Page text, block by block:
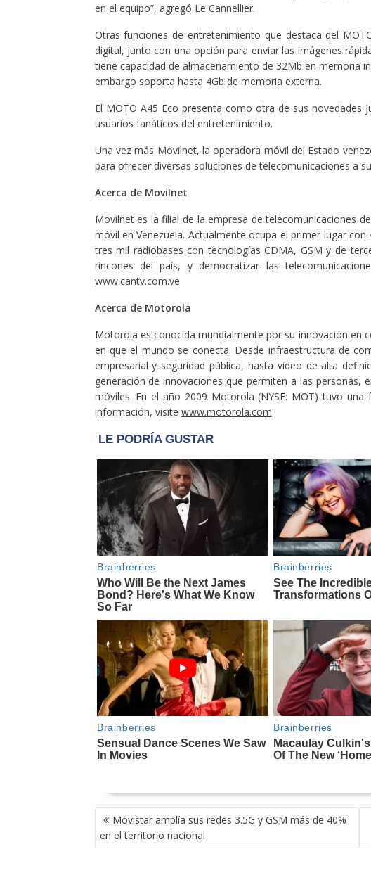
en el equipo”, agregó Le Cannellier.
Otras funciones de entretenimiento que destaca del
digital, junto con una opción para enviar las imágenes
tiene capacidad de almacenamiento de 32Mb en memoria
embargo soporta hasta 4Gb de memoria externa.
El MOTO A45 Eco presenta como otra de sus
usuarios fanáticos del entretenimiento.
Una vez más Movilnet, la operadora móvil del Estado
para ofrecer diversas soluciones de telecomunicaciones a
Acerca de Movilnet
Movilnet es la filial de la empresa de telecomunicaciones
móvil en Venezuela. Actualmente ocupa el primer lugar
tres mil radiobases con tecnologías CDMA, GSM y de
rincones del país, y democratizar las
www.cantv.com.ve
Acerca de Motorola
Motorola es conocida mundialmente por su innovación en
en que el mundo se conecta. Desde infraestructura de
empresarial y seguridad pública, hasta video de alta
generación de innovaciones que permiten a las
móviles. En el año 2009 Motorola (NYSE: MOT) tuvo
información, visite www.motorola.com
NAVEGACIÓN
DE
ENTRADAS
Movistar amplía sus redes 3.5G y GSM más de 40%
en el territorio nacional